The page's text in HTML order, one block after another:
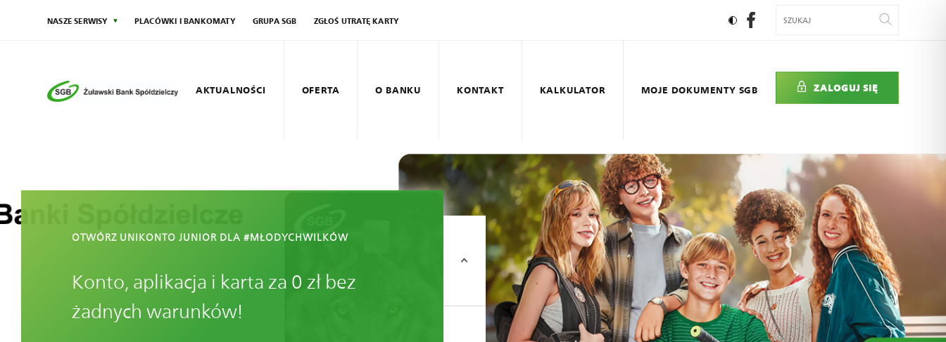
Karta Lecha SKO Wester Union
NASZE SERWISY PLACÓWKI I BANKOMATY GRUPA SGB ZGŁOŚ UTRATĘ KARTY
AKTUALNOŚCI OFERTA O BANKU KONTAKT KALKULATOR MOJE DOKUMENTY SGB ZALOGUJ SIĘ
OTWÓRZ UNIKONTO JUNIOR DLA #MŁODYCHWILKÓW
Konto, aplikacja i karta za 0 zł bez
żadnych warunków!